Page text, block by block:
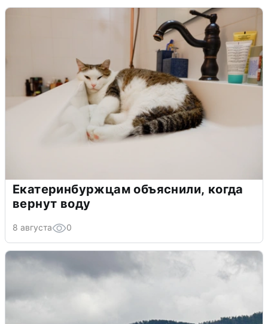
Екатеринбуржцам объяснили, когда
вернут воду
8 августа 0